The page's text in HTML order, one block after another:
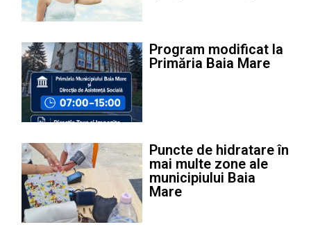
Program modificat la
Primăria Baia Mare
Puncte de hidratare în
mai multe zone ale
municipiului Baia
Mare